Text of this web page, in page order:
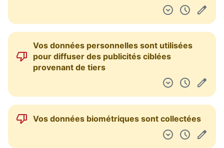
Vos données personnelles sont utilisées
pour diffuser des publicités ciblées
provenant de tiers
Vos données biométriques sont collectées